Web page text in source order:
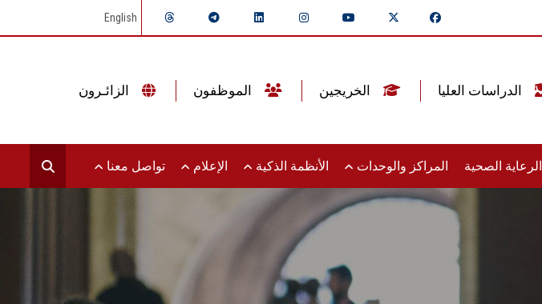
English
الرعاية الصحية المراكز والوحدات الأنظمة الذكية الإعلام تواصل معنا